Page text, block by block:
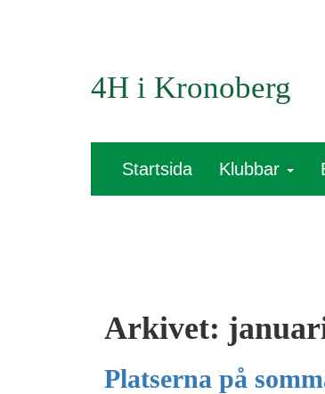
4H i Kronoberg
Startsida Klubbar
Arkivet:
Platserna på